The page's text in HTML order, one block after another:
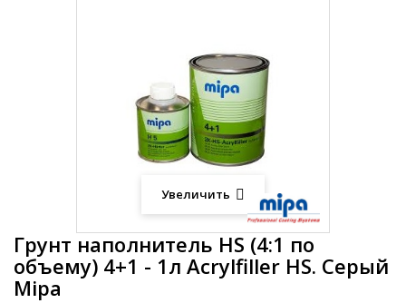
Увеличить
Грунт наполнитель HS (4:1 по
объему) 4+1 - 1л Acrylfiller HS. Серый
Mipa